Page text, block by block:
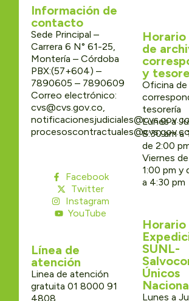
Información de
contacto
Sede Principal –
Carrera 6 N° 61-25,
Montería – Córdoba
PBX:(57+604) –
7890605 – 7890609
Correo electrónico:
cvs@cvs.gov.co,
procesoscontractuales@cvs.gov.co
Facebook
Twitter
Instagram
YouTube
Línea de
atención
Linea de atención
gratuita 01 8000 91
4808
de
y
Oficina de
tesorería
Lunes a
8:30 am a
de 2:00
Viernes
1:00 pm y
a 4:30 pm
Horario
SUNL-
Únicos
Lunes a